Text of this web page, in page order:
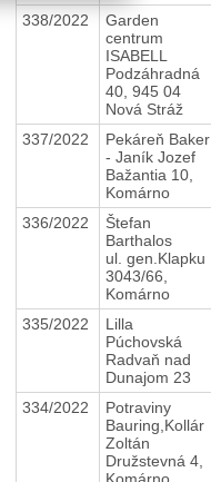
338/2022
Garden
centrum
ISABELL
Podzáhradná
40, 945 04
Nová Stráž
337/2022
Pekáreň Baker
- Janík Jozef
Bažantia 10,
Komárno
336/2022
Štefan
Barthalos
ul. gen.Klapku
3043/66,
Komárno
335/2022
Lilla
Púchovská
Radvaň nad
Dunajom 23
334/2022
Potraviny
Bauring,Kollár
Zoltán
Družstevná 4,